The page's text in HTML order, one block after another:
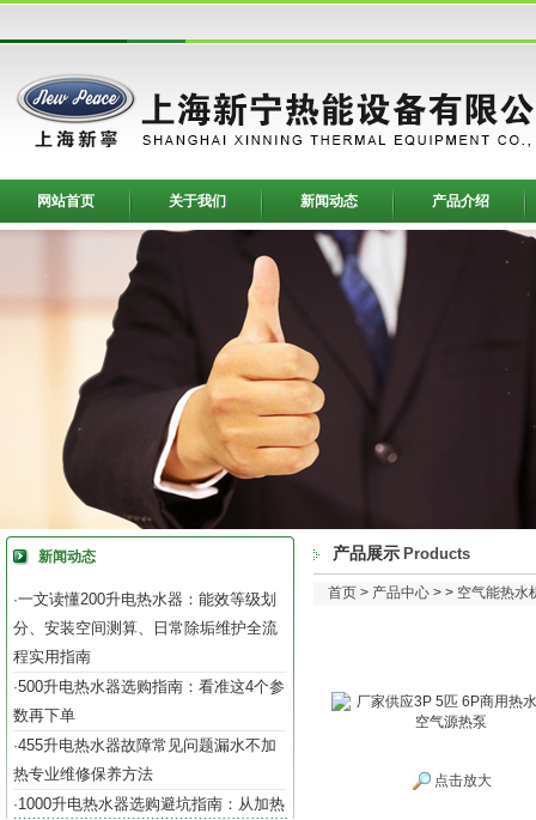
网站首页 关于我们 新闻动态 产品介绍
新闻动态
·一文读懂200升电热水器：能效等级划
分、安装空间测算、日常除垢维护全流
程实用指南
·500升电热水器选购指南：看准这4个参
数再下单
·455升电热水器故障常见问题漏水不加
热专业维修保养方法
·1000升电热水器选购避坑指南：从加热
产品展示 Products
首页 > 产品中心 > > 空气能热水
点击放大